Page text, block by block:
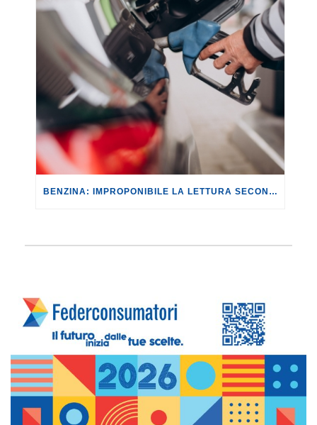
BENZINA: IMPROPONIBILE LA LETTURA SECONDO CUI PROROGARE IL TAGLIO DELLE ACCISE SIGNIFICA TASSARE TUTTI I CITTADINI.